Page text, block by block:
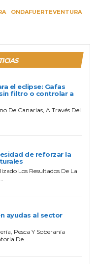
ONDAFUERTEVENTURA
el eclipse: Gafas
filtro o controlar a
De Canarias, A Través Del
de reforzar la
Los Resultados De La
ayudas al sector
Pesca Y Soberanía
De...